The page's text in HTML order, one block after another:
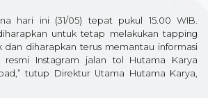
hari ini (31/05) tepat pukul 15.00 WIB.
untuk tetap melakukan tapping
dan diharapkan terus memantau informasi
resmi Instagram jalan tol Hutama Karya
tutup Direktur Utama Hutama Karya,